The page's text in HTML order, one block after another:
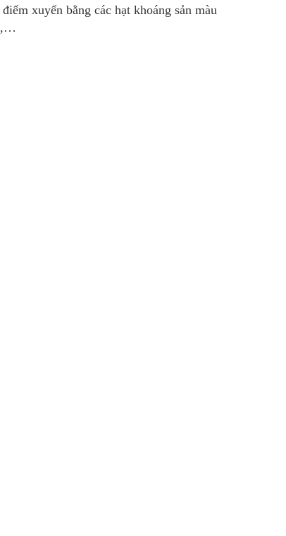
xuyến bằng các hạt khoáng sản màu